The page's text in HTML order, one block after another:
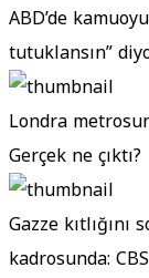
ABD’de
tutuklansın”
Londra
Gerçek ne çıktı?
Gazze
kadrosunda: